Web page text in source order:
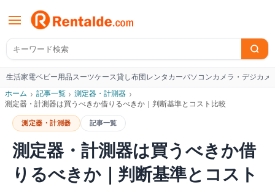
生活家電ベビー用品スーツケース貸し布団レンタカーパソコンカメラ・デジカメ
ホーム › 記事一覧 › 測定器・計測器 ›
測定器・計測器は買うべきか借りるべきか｜判断基準とコスト比較
測定器・計測器 記事一覧
測定器・計測器は買うべきか借
りるべきか｜判断基準とコスト